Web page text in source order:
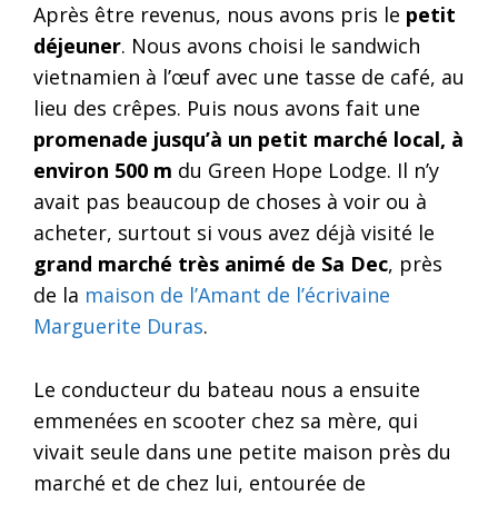
Après être revenus, nous avons pris le petit
déjeuner. Nous avons choisi le sandwich
vietnamien à l’œuf avec une tasse de café, au
lieu des crêpes. Puis nous avons fait une
promenade jusqu’à un petit marché local, à
environ 500 m du Green Hope Lodge. Il n’y
avait pas beaucoup de choses à voir ou à
acheter, surtout si vous avez déjà visité le
grand marché très animé de Sa Dec, près
de la maison de l’Amant de l’écrivaine
Marguerite Duras.
Le conducteur du bateau nous a ensuite
emmenées en scooter chez sa mère, qui
vivait seule dans une petite maison près du
marché et de chez lui, entourée de